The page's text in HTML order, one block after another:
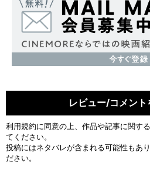
レビュー/コメント
利用規約に同意の上、作品や記事に関す
てください。
投稿にはネタバレが含まれる可能性もあ
ださい。